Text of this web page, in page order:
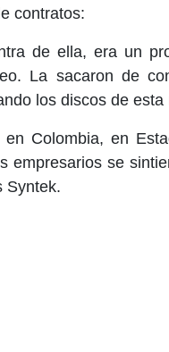
contratos:
de ella, era un
La sacaron de
los discos de
en Colombia, en
empresarios se
Syntek.